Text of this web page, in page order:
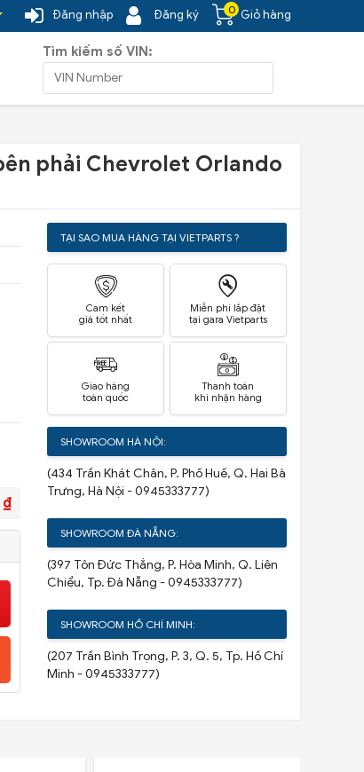
0 Giỏ hàng
Đăng ký
Đăng nhập
Tìm kiếm số VIN:
phải Chevrolet Orlando
₫
TẠI SAO MUA HÀNG TẠI VIETPARTS ?
Cam kết
giá tốt nhất
Miễn phí lắp đặt
tại gara Vietparts
Giao hàng
toàn quốc
Thanh toán
khi nhận hàng
SHOWROOM HÀ NỘI:
(434 Trần Khát Chân, P. Phố Huế, Q. Hai Bà
Trưng, Hà Nội - 0945333777)
SHOWROOM ĐÀ NẴNG:
(397 Tôn Đức Thắng, P. Hòa Minh, Q. Liên
Chiểu, Tp. Đà Nẵng - 0945333777)
SHOWROOM HỒ CHÍ MINH:
(207 Trần Bình Trọng, P. 3, Q. 5, Tp. Hồ Chí
Minh - 0945333777)